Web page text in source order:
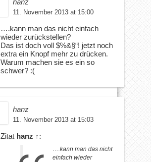
11. November 2013 at 15:00
….kann man das nicht einfach
wieder zurückstellen?
Das ist doch voll $%&§“! jetzt noch
extra ein Knopf mehr zu drücken.
Warum machen sie es ein so
schwer? :(
hanz
11. November 2013 at 15:03
Zitat hanz ↑:
….kann man das nicht
einfach wieder